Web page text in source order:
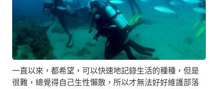
一直以來，都希望，可以快速地記錄生活的種種，但是
很難，總覺得自己生性懶散，所以才無法好好維護部落